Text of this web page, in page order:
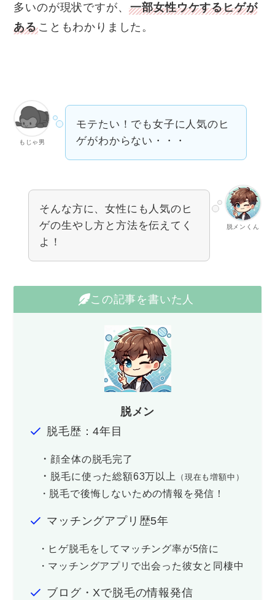
多いのが現状ですが、一部女性ウケするヒゲが
あることもわかりました。
もじゃ男
モテたい！でも女子に人気のヒ
ゲがわからない・・・
脱メンくん
そんな方に、女性にも人気のヒ
ゲの生やし方と方法を伝えてく
よ！
この記事を書いた人
脱メン
脱毛歴：4年目
・ 顔全体の脱毛完了
・ 脱毛に使った総額63万以上 （現在も増額中）
・脱毛で後悔しないための情報を発信！
マッチングアプリ歴5年
・ヒゲ脱毛をしてマッチング率が5倍に
・マッチングアプリで出会った彼女と同棲中
ブログ・Xで脱毛の情報発信